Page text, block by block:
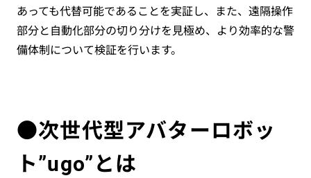
あっても代替可能であることを実証し、また、遠隔操作
部分と自動化部分の切り分けを見極め、より効率的な警
備体制について検証を行います。
●次世代型アバターロボッ
ト”ugo”とは